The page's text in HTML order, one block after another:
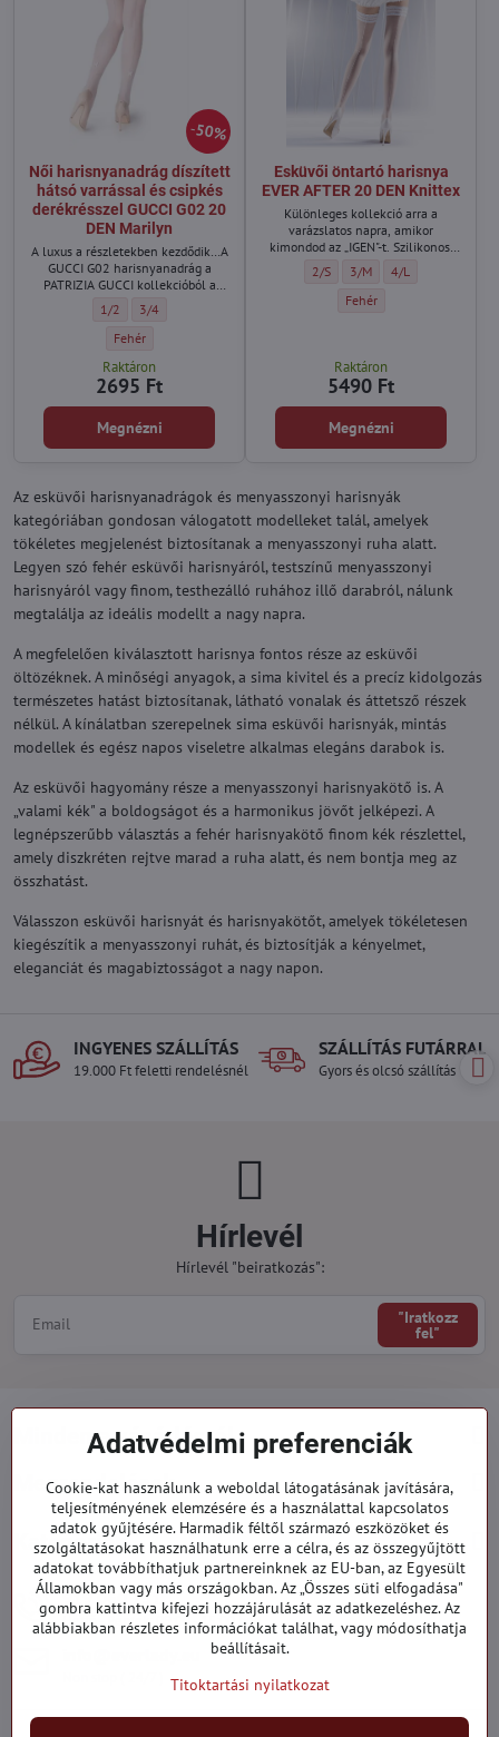
50%
Női harisnyanadrág díszített
hátsó varrással és csipkés
derékrésszel GUCCI G02 20
DEN Marilyn
A luxus a részletekben kezdődik…A
GUCCI G02 harisnyanadrág a
PATRIZIA GUCCI kollekcióból a
nőknek készült, akik szeretik az
eleganciát finoman csábító
Női harisnyanadrág díszített hátsó varrással és csipkés derékrésszel
1/2 Női harisnyanadrág díszített hátsó varrással és csipkés
3/4
Női harisnyanadrág díszített hátsó varrással és csipkés derékrésszel
Fehér
Raktáron
2695 Ft
Megnézni
Esküvői öntartó harisnya
EVER AFTER 20 DEN Knittex
Különleges kollekció arra a
varázslatos napra, amikor
kimondod az „IGEN"-t. Szilikonos,
harisnyák, gondosan kiválasztott
fehér árnyalatban.
Esküvői öntartó harisnya EVER
2/S Esküvői öntartó harisnya
3/M Esküvői öntartó
4/L
Esküvői öntartó harisnya
Fehér
Raktáron
5490 Ft
Megnézni
Az esküvői harisnyanadrágok és menyasszonyi harisnyák
kategóriában gondosan válogatott modelleket talál, amelyek
tökéletes megjelenést biztosítanak a menyasszonyi ruha alatt.
Legyen szó fehér esküvői harisnyáról, testszínű menyasszonyi
harisnyáról vagy finom, testhezálló ruhához illő darabról, nálunk
megtalálja az ideális modellt a nagy napra.
A megfelelően kiválasztott harisnya fontos része az esküvői
öltözéknek. A minőségi anyagok, a sima kivitel és a precíz kidolgozás
természetes hatást biztosítanak, látható vonalak és áttetsző részek
nélkül. A kínálatban szerepelnek sima esküvői harisnyák, mintás
modellek és egész napos viseletre alkalmas elegáns darabok is.
Az esküvői hagyomány része a menyasszonyi harisnyakötő is. A
„valami kék" a boldogságot és a harmonikus jövőt jelképezi. A
legnépszerűbb választás a fehér harisnyakötő finom kék részlettel,
amely diszkréten rejtve marad a ruha alatt, és nem bontja meg az
összhatást.
Válasszon esküvői harisnyát és harisnyakötőt, amelyek tökéletesen
kiegészítik a menyasszonyi ruhát, és biztosítják a kényelmet,
eleganciát és magabiztosságot a nagy napon.
INGYENES SZÁLLÍTÁS
19.000 Ft feletti rendelésnél
SZÁLLÍTÁS FUTÁRRAL
Gyors és olcsó szállítás
Hírlevél
Hírlevél "beiratkozás":
"Iratkozz
fel"
Minden a vásárlásról
Megrendelések
Kategóriák
919 060 751
Hétfő - Péntek: 09:00 - 15:00 hod.
Adatvédelmi preferenciák
Cookie-kat használunk a weboldal látogatásának javítására,
teljesítményének elemzésére és a használattal kapcsolatos
adatok gyűjtésére. Harmadik féltől származó eszközöket és
szolgáltatásokat használhatunk erre a célra, és az összegyűjtött
adatokat továbbíthatjuk partnereinknek az EU-ban, az Egyesült
Államokban vagy más országokban. Az „Összes süti elfogadása"
gombra kattintva kifejezi hozzájárulását az adatkezeléshez. Az
alábbiakban részletes információkat találhat, vagy módosíthatja
beállításait.
Titoktartási nyilatkozat